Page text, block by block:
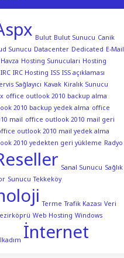
Bulut Bulut Sunucu Canik
Sunucu Datacenter Dedicated E-Mail
Havza Hosting Sunucuları Hosting
IRC IRC Hosting ISS ISS açıklaması
Sağlayıcı Kavak Kiralık Sunucu
office outlook 2010 backup alma
2010 backup yedek alma office
mail office outlook 2010 mail geri
outlook 2010 mail yedek alma
2010 yedekten geri yükleme Radyo
Sanal Sunucu Sağlık
Sunucu Tekkeköy
Terme Trafik Kazası Veri
Web Hosting Windows
İnternet